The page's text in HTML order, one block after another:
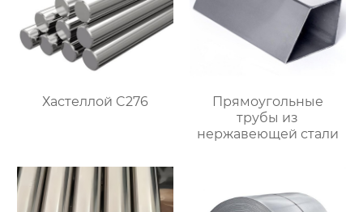
Хастеллой C276
Прямоугольные
трубы из
нержавеющей стали